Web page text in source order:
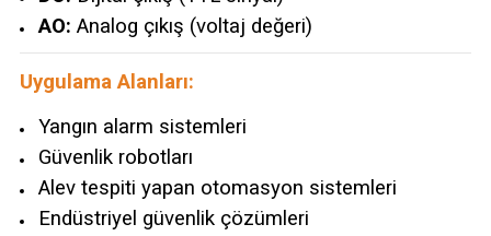
AO: Analog çıkış (voltaj değeri)
Uygulama Alanları:
Yangın alarm sistemleri
Güvenlik robotları
Alev tespiti yapan otomasyon sistemleri
Endüstriyel güvenlik çözümleri